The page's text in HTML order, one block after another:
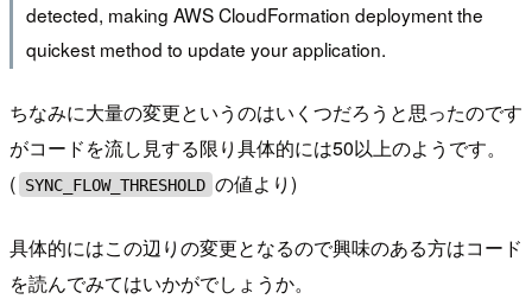
detected, making AWS CloudFormation deployment the
quickest method to update your application.
ちなみに大量の変更というのはいくつだろうと思ったのです
がコードを流し見する限り具体的には50以上のようです。
( SYNC_FLOW_THRESHOLD の値より)
具体的にはこの辺りの変更となるので興味のある方はコード
を読んでみてはいかがでしょうか。